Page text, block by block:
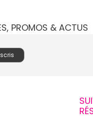
PROMOS & ACTUS